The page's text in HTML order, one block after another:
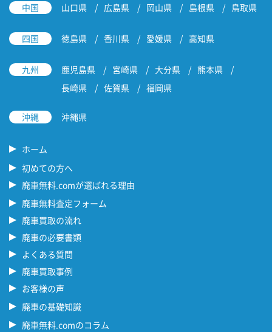
中国 山口県 広島県 岡山県 島根県 鳥取県
四国 徳島県 香川県 愛媛県 高知県
九州 鹿児島県 宮崎県 大分県
熊本県
長崎県
佐賀県 福岡県
沖縄 沖縄県
ホーム
初めての方へ
廃車無料.comが選ばれる理由
廃車無料査定フォーム
廃車買取の流れ
廃車の必要書類
よくある質問
廃車買取事例
お客様の声
廃車の基礎知識
廃車無料.comのコラム